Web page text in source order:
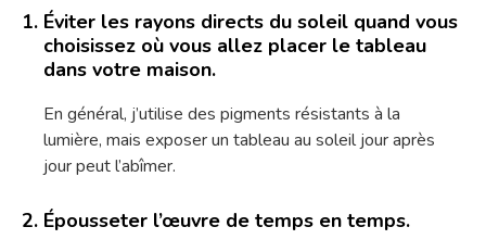
Éviter les rayons directs du soleil quand vous
choisissez où vous allez placer le tableau
dans votre maison.
En général, j’utilise des pigments résistants à la
lumière, mais exposer un tableau au soleil jour après
jour peut l’abîmer.
Épousseter l’œuvre de temps en temps.